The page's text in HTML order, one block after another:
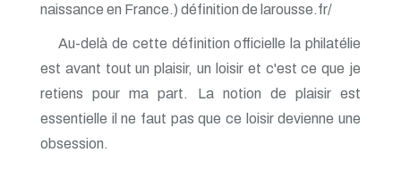
naissance en France.) définition de larousse.fr/
Au-delà de cette définition officielle la philatélie
est avant tout un plaisir, un loisir et c'est ce que je
retiens pour ma part. La notion de plaisir est
essentielle il ne faut pas que ce loisir devienne une
obsession.